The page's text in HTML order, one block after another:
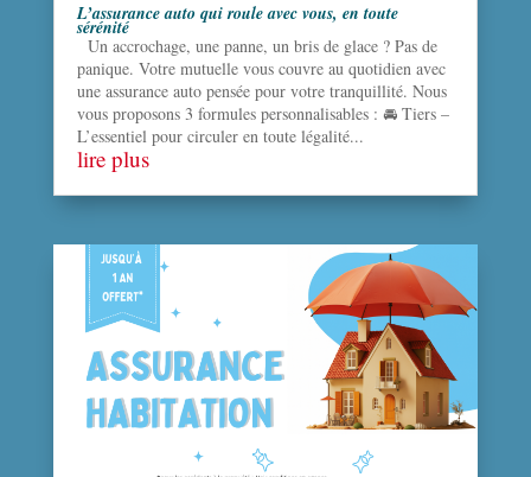
L’assurance auto qui roule avec vous, en toute
sérénité
Un accrochage, une panne, un bris de glace ? Pas de
panique. Votre mutuelle vous couvre au quotidien avec
une assurance auto pensée pour votre tranquillité. Nous
vous proposons 3 formules personnalisables : 🚘 Tiers –
L’essentiel pour circuler en toute légalité...
lire plus